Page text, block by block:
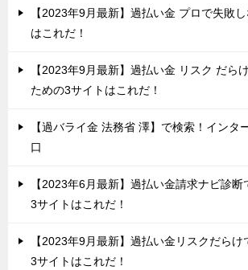
【2023年9月最新】過払い金 プロで失敗
はこれだ！
【2023年9月最新】過払い金 リスク だら
ための3サイトはこれだ！
【過バライ金 法務省 澤】で検索！インタ
口
【2023年6月最新】過払い金請求ナビ診
3サイトはこれだ！
【2023年9月最新】過払い金リスクだら
3サイトはこれだ！